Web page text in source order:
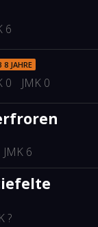
6
8 JAHRE
0 JMK 0
JMK 6
?